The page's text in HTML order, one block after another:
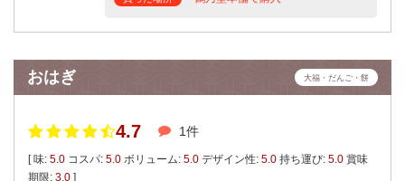
おはぎ 大福・だんご・餅
4.7 1件
[ 味: 5.0 コスパ: 5.0 ボリューム: 5.0 デザイン性: 5.0 持ち運び: 5.0 賞味
期限: 3.0 ]